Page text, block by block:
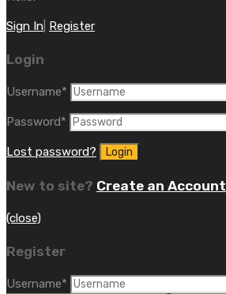
Sign In Register
Login
Username*
Password*
Lost password?
New to site? Create an Account
(close)
Register
Username*